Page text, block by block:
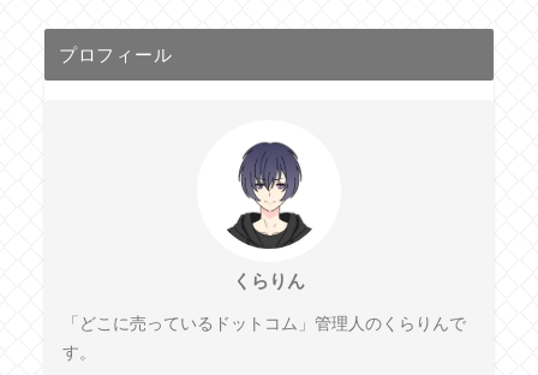
プロフィール
くらりん
「どこに売っているドットコム」管理人のくらりんで
す。